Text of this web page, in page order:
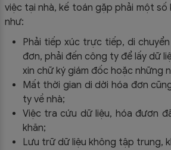
việc tại nhà, kế toán gặp phải một số
như:
Phải tiếp xúc trực tiếp, di
đơn, phải đến công ty để lấy dữ
xin chữ ký giám đốc hoặc những
Mất thời gian di dời hóa đơn
ty về nhà;
Việc tra cứu dữ liệu, hóa đươn
khăn;
Lưu trữ dữ liệu không tập trung,